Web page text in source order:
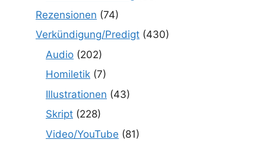
Rezensionen (74)
Verkündigung/Predigt (430)
Audio (202)
Homiletik (7)
Illustrationen (43)
Skript (228)
Video/YouTube (81)